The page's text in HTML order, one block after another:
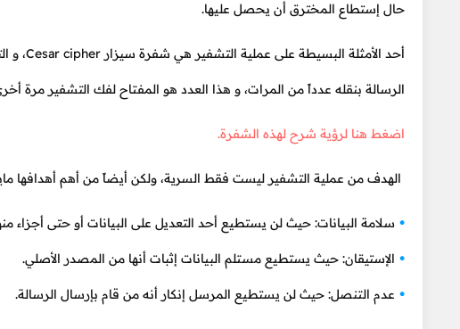
حال إستطاع المخترق أن يحصل عليها.
الرسالة بنقله عدداً من المرات، و هذا العدد هو المفتاح لفك التشفير مرة
اضغط هنا لرؤية شرح لهذه الشفرة.
الهدف من عملية التشفير ليست فقط السرية، ولكن أيضاً من أهم أهدافها
سلامة البيانات: حيث لن يستطيع أحد التعديل على البيانات أو حتى أجزاء
الإستيقان: حيث يستطيع مستلم البيانات إثبات أنها من المصدر الأصلي.
عدم التنصل: حيث لن يستطيع المرسل إنكار أنه من قام بإرسال الرسالة.